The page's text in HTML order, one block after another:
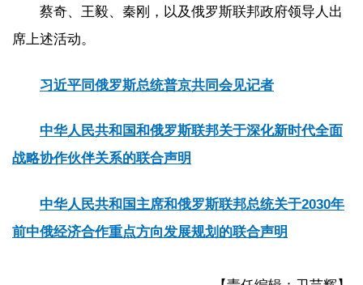
蔡奇、王毅、秦刚，以及俄罗斯联邦政府领导人出
席上述活动。
习近平同俄罗斯总统普京共同会见记者
中华人民共和国和俄罗斯联邦关于深化新时代全面
战略协作伙伴关系的联合声明
中华人民共和国主席和俄罗斯联邦总统关于2030年
前中俄经济合作重点方向发展规划的联合声明